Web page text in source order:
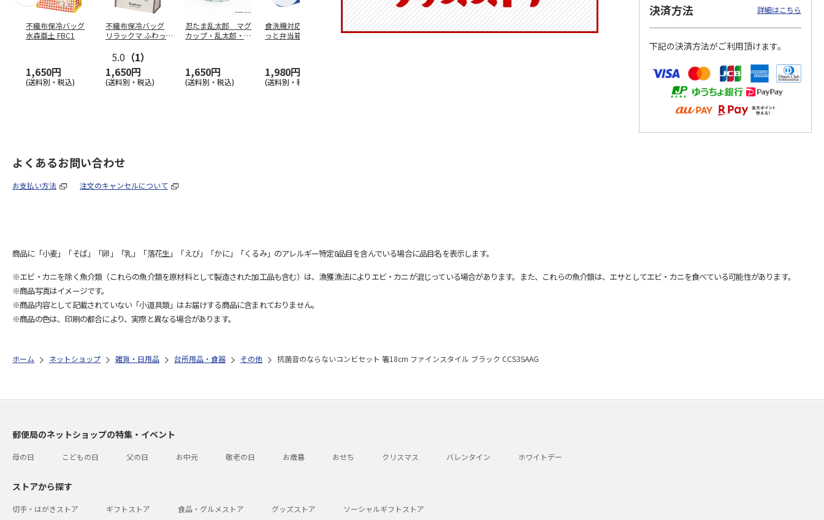
不織布保冷バッグ
水森亜土 FBC1
1,650円
(送料別・税込)
不織布保冷バッグ
リラックマ ふわっ
5.0 （1）
1,650円
(送料別・税込)
忍たま乱太郎 マグ
カップ・乱太郎・き
1,650円
(送料別・税込)
食洗機対応 2段ふわ
っと弁当箱 パペッ
1,980円
(送料別・税込)
抗菌食洗機対応 ふ
わっと弁当箱 530ml
マスコット入りドリ
ンクボトル ハロー
陶器ダイカットマグ
カップ ポムポムプ
コーデュロイ生地ラ
ンチバッグ ハロー
八角形ステンレスマ
ラックマ リラッ…
4,510円
(送料別・税込)
マスコット付箸・箸
支箸 ポムポムプ
1,320円
(送料別・税込)
決済方法 詳細はこちら
下記の決済方法がご利用頂けます。
よくあるお問い合わせ
お支払い方法 注文のキャンセルについて
商品に「小麦」「そば」「卵」「乳」「落花生」「えび」「かに」「くるみ」のアレルギー特定8品目を含んでいる場合に品目名を表示します。
※エビ・カニを除く魚介類（これらの魚介類を原材料として製造された加工品も含む）は、漁獲漁法によりエビ・カニが混じっている場合があります。また、これらの魚介類は、エサとしてエビ・カニを食べている可能性があります。
※商品写真はイメージです。
※商品内容として記載されていない「小道具類」はお届けする商品に含まれておりません。
※商品の色は、印刷の都合により、実際と異なる場合があります。
ホーム ネットショップ 雑貨・日用品 台所用品・食器 その他 抗菌音のならないコンビセット 箸18cm ファインスタイル ブラック CCS3SAAG
郵便局のネットショップの特集・イベント
母の日 こどもの日 父の日 お中元 敬老の日 お歳暮 おせち クリスマス バレンタイン ホワイトデー
ストアから探す
切手・はがきストア ギフトストア 食品・グルメストア グッズストア ソーシャルギフトストア